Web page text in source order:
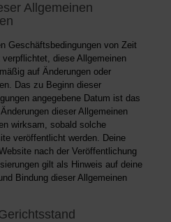
Allgemeinen
Geschäftsbedingungen von Zeit
diese Allgemeinen
auf Änderungen oder
Das zu Beginn dieser
angegebene Datum ist das
dieser Allgemeinen
wirksam, sobald solche
veröffentlicht werden. Deine
nach der Veröffentlichung
gilt als Hinweis auf deine
Bindung dieser Allgemeinen